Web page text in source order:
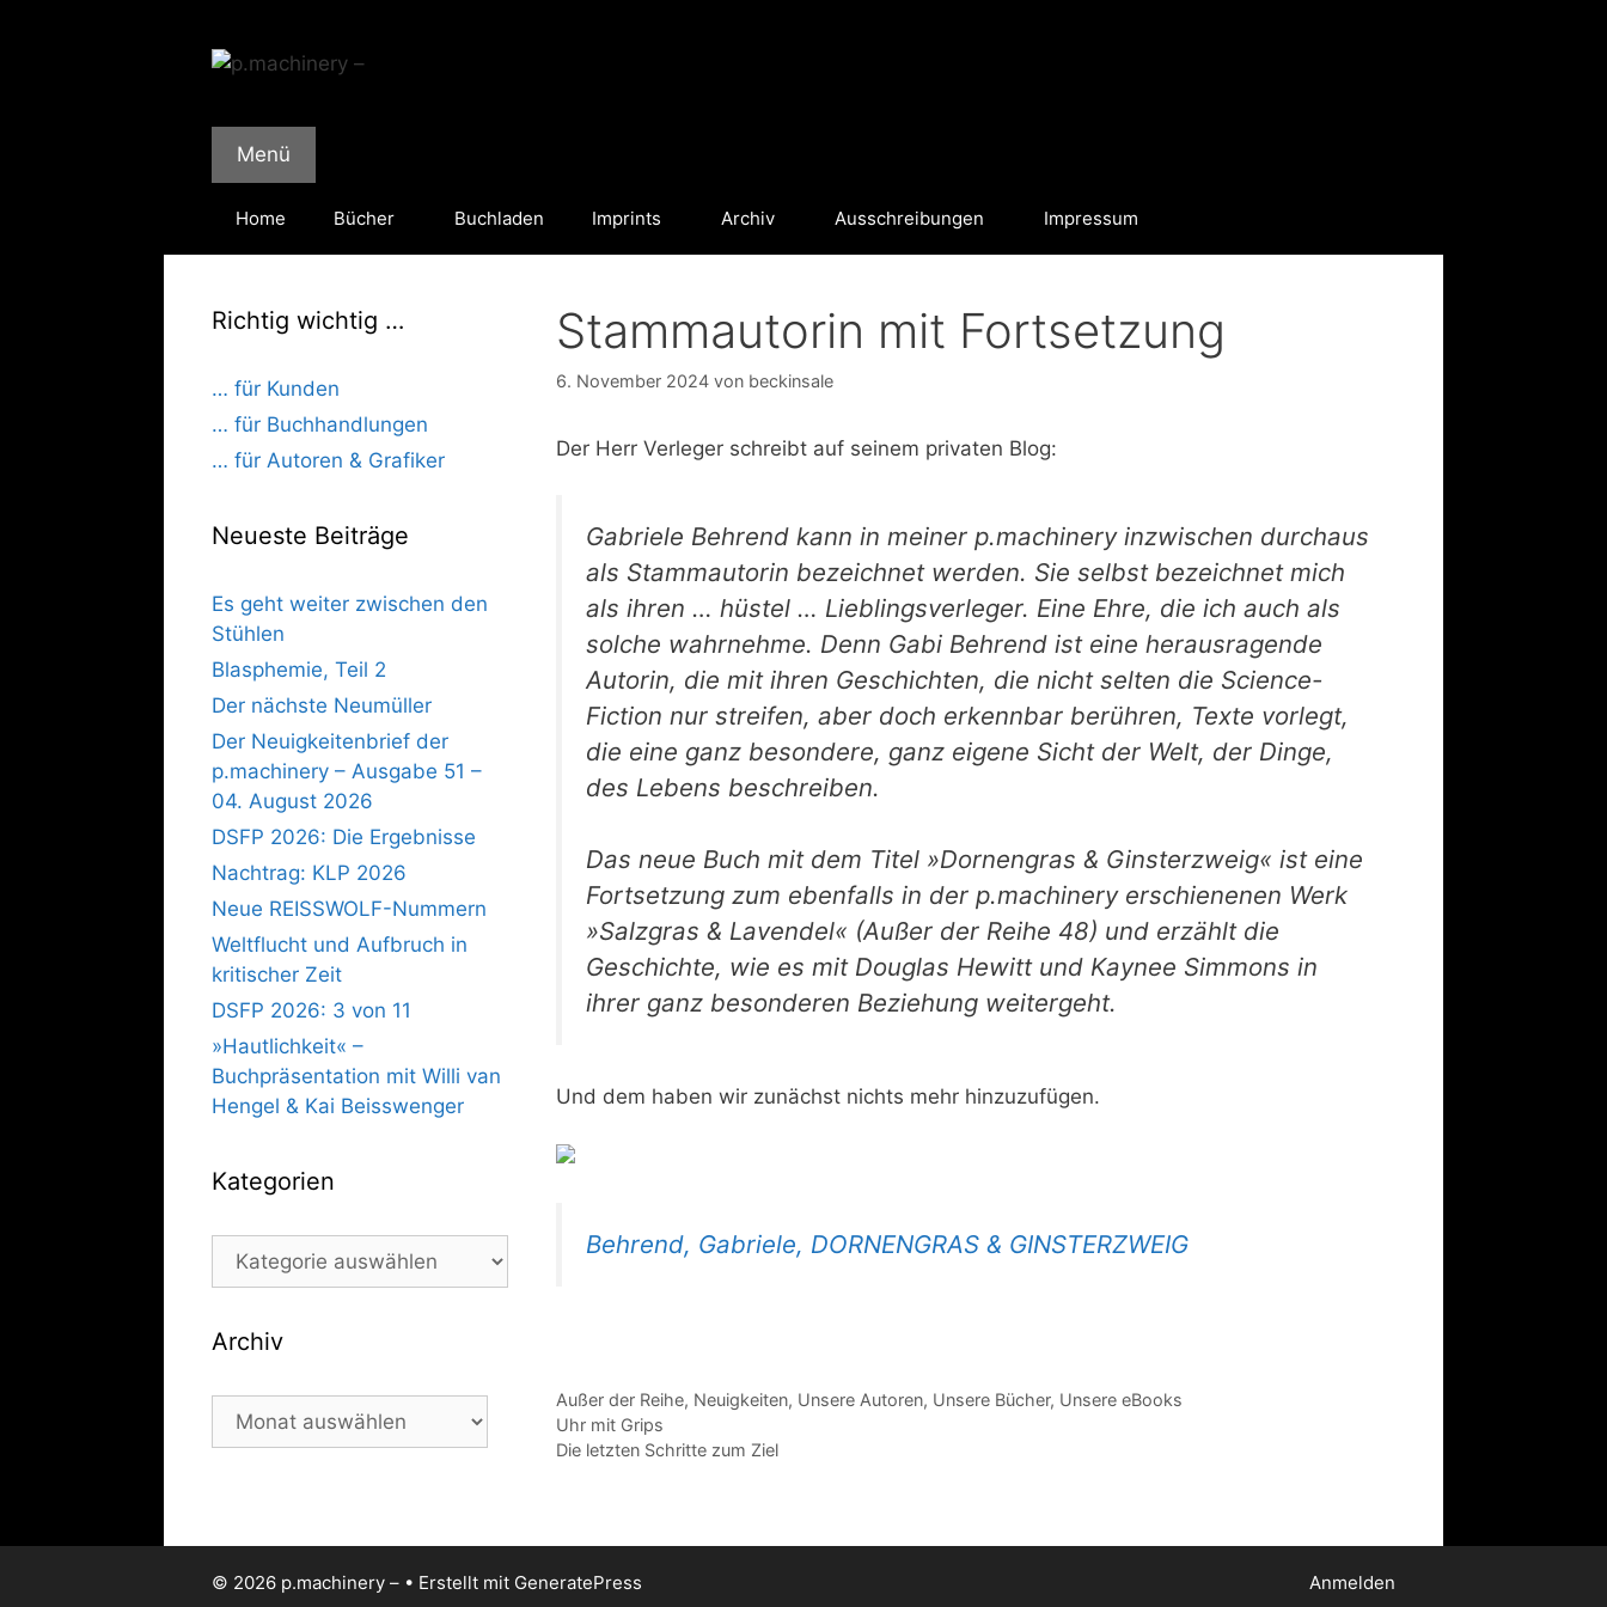
Menü
Home Bücher Buchladen Imprints Archiv Ausschreibungen Impressum
Stammautorin mit Fortsetzung
6. November 2024 von beckinsale
Der Herr Verleger schreibt auf seinem privaten Blog:
Gabriele Behrend kann in meiner p.machinery inzwischen durchaus
als Stammautorin bezeichnet werden. Sie selbst bezeichnet mich
als ihren … hüstel … Lieblingsverleger. Eine Ehre, die ich auch als
solche wahrnehme. Denn Gabi Behrend ist eine herausragende
Autorin, die mit ihren Geschichten, die nicht selten die Science-
Fiction nur streifen, aber doch erkennbar berühren, Texte vorlegt,
die eine ganz besondere, ganz eigene Sicht der Welt, der Dinge,
des Lebens beschreiben.
Das neue Buch mit dem Titel »Dornengras & Ginsterzweig« ist eine
Fortsetzung zum ebenfalls in der p.machinery erschienenen Werk
»Salzgras & Lavendel« (Außer der Reihe 48) und erzählt die
Geschichte, wie es mit Douglas Hewitt und Kaynee Simmons in
ihrer ganz besonderen Beziehung weitergeht.
Und dem haben wir zunächst nichts mehr hinzuzufügen.
Behrend, Gabriele, DORNENGRAS & GINSTERZWEIG
Kategorien
Außer der Reihe, Neuigkeiten, Unsere Autoren, Unsere Bücher, Unsere eBooks
Uhr mit Grips
Die letzten Schritte zum Ziel
Richtig wichtig …
… für Kunden
… für Buchhandlungen
… für Autoren & Grafiker
Neueste Beiträge
Es geht weiter zwischen den
Stühlen
Blasphemie, Teil 2
Der nächste Neumüller
Der Neuigkeitenbrief der
p.machinery – Ausgabe 51 –
04. August 2026
DSFP 2026: Die Ergebnisse
Nachtrag: KLP 2026
Neue REISSWOLF-Nummern
Weltflucht und Aufbruch in
kritischer Zeit
DSFP 2026: 3 von 11
»Hautlichkeit« –
Buchpräsentation mit Willi van
Hengel & Kai Beisswenger
Kategorien
Kategorien
Archiv
Archiv
Anmelden
© 2026 p.machinery – • Erstellt mit GeneratePress